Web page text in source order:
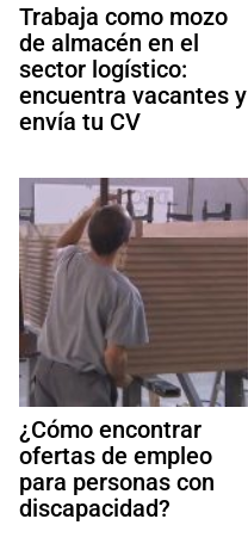
Trabaja como mozo
de almacén en el
sector logístico:
encuentra vacantes y
envía tu CV
¿Cómo encontrar
ofertas de empleo
para personas con
discapacidad?